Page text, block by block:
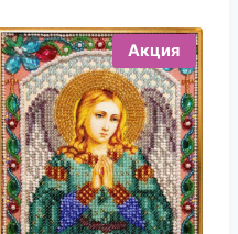
Акция